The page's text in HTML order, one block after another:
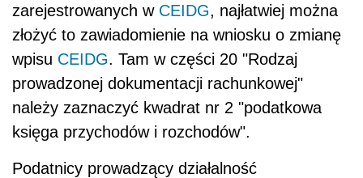
zarejestrowanych w CEIDG, najłatwiej można
złożyć to zawiadomienie na wniosku o zmianę
wpisu CEIDG. Tam w części 20 "Rodzaj
prowadzonej dokumentacji rachunkowej"
należy zaznaczyć kwadrat nr 2 "podatkowa
księga przychodów i rozchodów".
Podatnicy prowadzący działalność